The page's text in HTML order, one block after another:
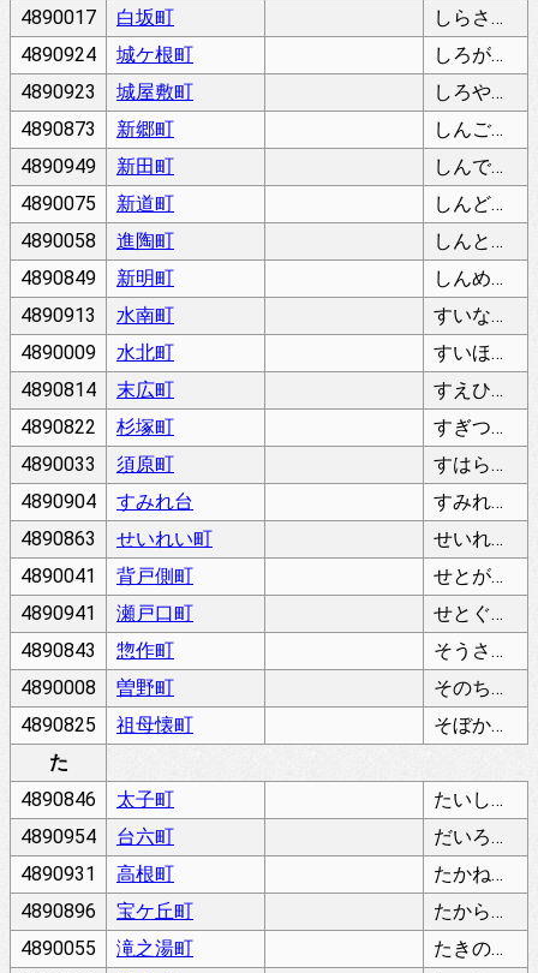
4890017
白坂町
しらさかちょう
4890924
城ケ根町
しろがねちょう
4890923
城屋敷町
しろやしきちょう
4890873
新郷町
しんごうちょう
4890949
新田町
しんでんちょう
4890075
新道町
しんどうちょう
4890058
進陶町
しんとうちょう
4890849
新明町
しんめいちょう
4890913
水南町
すいなんちょう
4890009
水北町
すいほくちょう
4890814
末広町
すえひろちょう
4890822
杉塚町
すぎつかちょう
4890033
須原町
すはらちょう
4890904
すみれ台
すみれだい
4890863
せいれい町
せいれいちょう
4890041
背戸側町
せとがわちょう
4890941
瀬戸口町
せとぐちちょう
4890843
惣作町
そうさくちょう
4890008
曽野町
そのちょう
4890825
祖母懐町
そぼかいちょう
た
4890846
太子町
たいしちょう
4890954
台六町
だいろくちょう
4890931
高根町
たかねちょう
4890896
宝ケ丘町
たからがおかちょう
4890055
滝之湯町
たきのゆちょう